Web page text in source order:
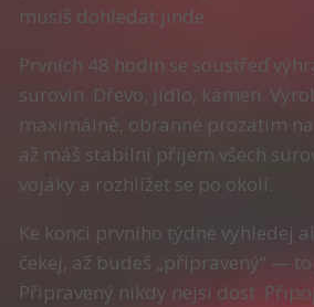
musíš dohledat jinde.
Prvních 48 hodin se soustřeď
surovin. Dřevo, jídlo, kámen.
maximálně, obranné prozatím
až máš stabilní příjem všech
vojáky a rozhlížet se po okolí.
Ke konci prvního týdne vyhledej
čekej, až budeš „připravený“ —
Připravený nikdy nejsi dost.